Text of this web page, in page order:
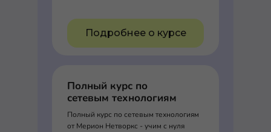
Подробнее о курсе
Полный курс по
сетевым технологиям
Полный курс по сетевым технологиям
от Мерион Нетворкс - учим с нуля